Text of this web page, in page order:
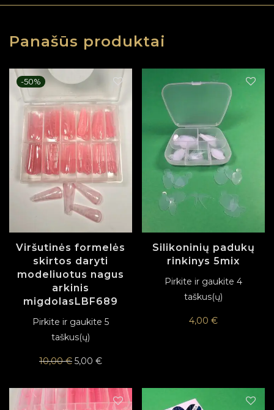
Panašūs produktai
-50%
Viršutinės formelės
skirtos daryti
modeliuotus nagus
arkinis
migdolasLBF689
Pirkite ir gaukite 5
taškus(ų)
10,00€ Original price was: 10,00 €.
5,00 €Current price is: 5,00 €.
Silikoninių padukų
rinkinys 5mix
Pirkite ir gaukite 4
taškus(ų)
4,00 €